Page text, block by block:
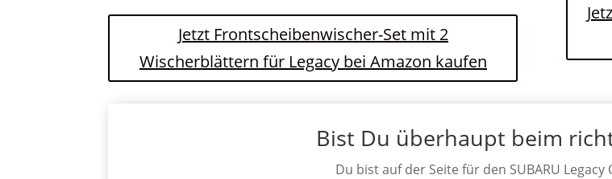
Jetzt Frontscheibenwischer-Set mit 2
Wischerblättern für Legacy bei Amazon kaufen
Bist Du überhaupt beim
Du bist auf der Seite für den SUBARU Legacy